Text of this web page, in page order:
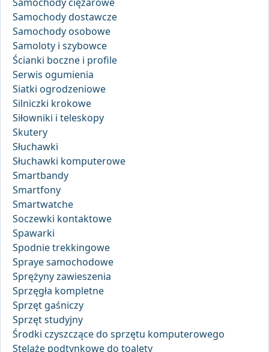
Samochody dostawcze
Samochody osobowe
Samoloty i szybowce
Ścianki boczne i profile
Serwis ogumienia
Siatki ogrodzeniowe
Silniczki krokowe
Siłowniki i teleskopy
Skutery
Słuchawki
Słuchawki komputerowe
Smartbandy
Smartfony
Smartwatche
Soczewki kontaktowe
Spawarki
Spodnie trekkingowe
Spraye samochodowe
Sprężyny zawieszenia
Sprzęgła kompletne
Sprzęt gaśniczy
Sprzęt studyjny
Środki czyszczące do sprzętu komputerowego
Stelaże podtynkowe do toalety